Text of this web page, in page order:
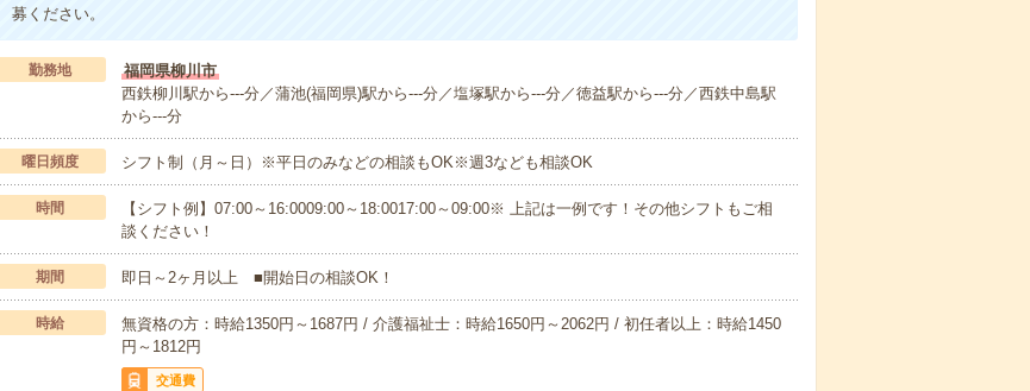
募ください。
勤務地
福岡県柳川市
西鉄柳川駅から---分／蒲池(福岡県)駅から---分／塩塚駅から---分／徳益駅から---分／西鉄中島駅
から---分
曜日頻度 シフト制（月～日）※平日のみなどの相談もOK※週3なども相談OK
時間
【シフト例】07:00～16:0009:00～18:0017:00～09:00※ 上記は一例です！その他シフトもご相
談ください！
期間 即日～2ヶ月以上 ■開始日の相談OK！
時給
無資格の方：時給1350円～1687円 / 介護福祉士：時給1650円～2062円 / 初任者以上：時給1450
円～1812円
交通費